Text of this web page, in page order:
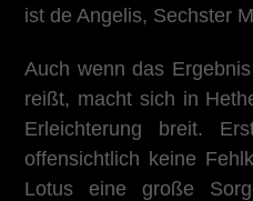
ist de Angelis, Sechster
Auch wenn das
reißt, macht sich in
Erleichterung breit.
offensichtlich keine
Lotus eine große